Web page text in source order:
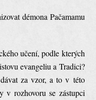
démona Pačamamu
učení, podle kterých
evangeliu a Tradici?
za vzor, a to v této
v rozhovoru se zástupci